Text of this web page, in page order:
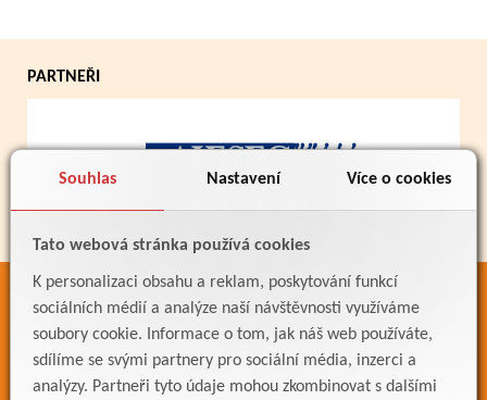
Souhlas Nastavení Více o cookies
Tato webová stránka používá cookies
K personalizaci obsahu a reklam, poskytování funkcí
sociálních médií a analýze naší návštěvnosti využíváme
soubory cookie. Informace o tom, jak náš web používáte,
sdílíme se svými partnery pro sociální média, inzerci a
analýzy. Partneři tyto údaje mohou zkombinovat s dalšími
PARTNEŘI
ODKAZY
Bakaláři
Jídelníček